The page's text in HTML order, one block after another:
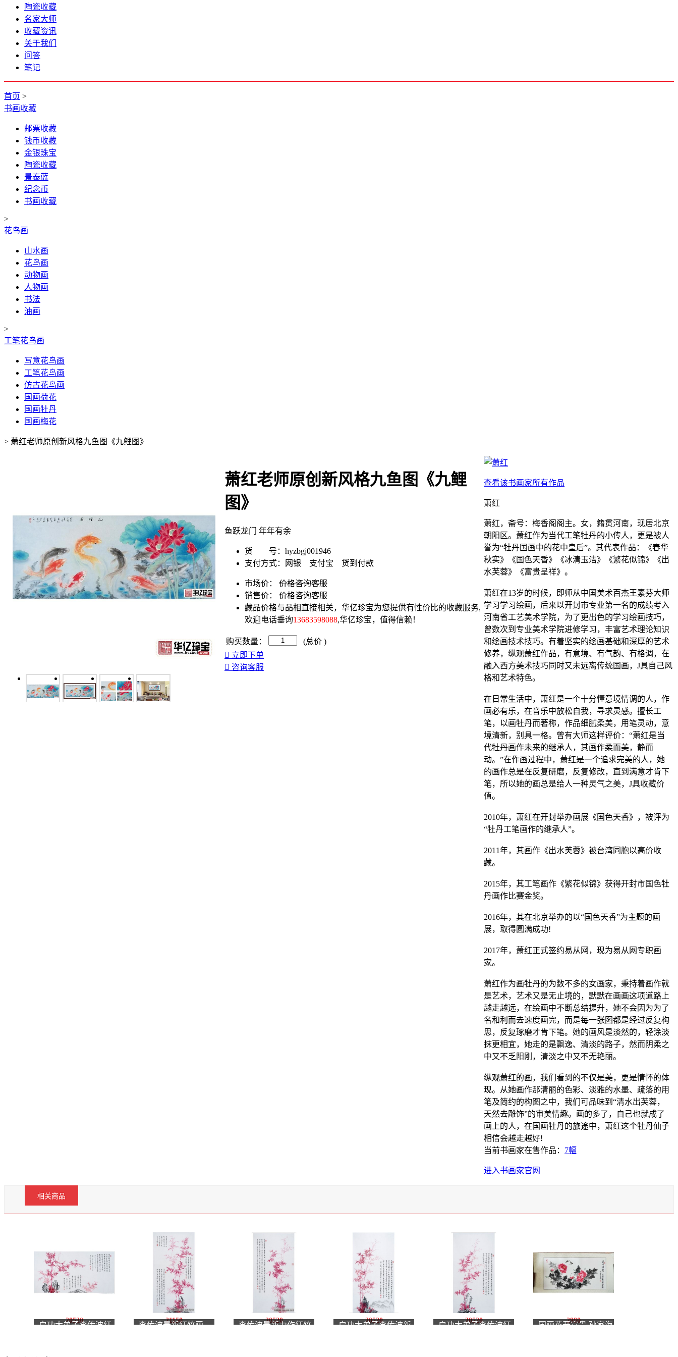
陶瓷收藏
名家大师
收藏资讯
关于我们
问答
笔记
首页 >
书画收藏
邮票收藏
钱币收藏
金银珠宝
陶瓷收藏
景泰蓝
纪念币
书画收藏
>
花鸟画
山水画
花鸟画
动物画
人物画
书法
油画
>
工笔花鸟画
写意花鸟画
工笔花鸟画
仿古花鸟画
国画荷花
国画牡丹
国画梅花
> 萧红老师原创新风格九鱼图《九鲤图》
萧红老师原创新风格九鱼图《九鲤
图》
鱼跃龙门 年年有余
货 号： hyzbgj001946
支付方式：
网银 支付宝 货到付款
市场价：
价格咨询客服
销售价：
价格咨询客服
藏品价格与品相直接相关，华亿珍宝为您提供有性价比的收藏服务,
欢迎电话垂询13683598088,华亿珍宝，值得信赖！
购买数量： (总价 )
立即下单
咨询客服
查看该书画家所有作品
萧红
萧红，斋号：梅香阁阁主。女，籍贯河南，现居北京
朝阳区。萧红作为当代工笔牡丹的小传人，更是被人
誉为“牡丹国画中的花中皇后”。其代表作品：《春华
秋实》《国色天香》《冰清玉洁》《繁花似锦》《出
水芙蓉》《富贵呈祥》。
萧红在13岁的时候，即师从中国美术百杰王素芬大师
学习学习绘画，后来以开封市专业第一名的成绩考入
河南省工艺美术学院，为了更出色的学习绘画技巧，
曾数次到专业美术学院进修学习，丰富艺术理论知识
和绘画技术技巧。有着坚实的绘画基础和深厚的艺术
修养，纵观萧红作品，有意境、有气韵、有格调，在
融入西方美术技巧同时又未远离传统国画，J具自己风
格和艺术特色。
在日常生活中，萧红是一个十分懂意境情调的人，作
画必有乐，在音乐中放松自我，寻求灵感。擅长工
笔，以画牡丹而著称，作品细腻柔美，用笔灵动，意
境清新，别具一格。曾有大师这样评价：“萧红是当
代牡丹画作未来的继承人，其画作柔而美，静而
动。”在作画过程中，萧红是一个追求完美的人，她
的画作总是在反复研磨，反复修改，直到满意才肯下
笔，所以她的画总是给人一种灵气之美，J具收藏价
值。
2010年，萧红在开封举办画展《国色天香》，被评为
“牡丹工笔画作的继承人”。
2011年，其画作《出水芙蓉》被台湾同胞以高价收
藏。
2015年，其工笔画作《繁花似锦》获得开封市国色牡
丹画作比赛金奖。
2016年，其在北京举办的以“国色天香”为主题的画
展，取得圆满成功!
2017年，萧红正式签约易从网，现为易从网专职画
家。
萧红作为画牡丹的为数不多的女画家，秉持着画作就
是艺术，艺术又是无止境的，默默在画画这项道路上
越走越远，在绘画中不断总结提升，她不会因为为了
名和利而去速度画完，而是每一张图都是经过反复构
思，反复琢磨才肯下笔。她的画风是淡然的，轻涂淡
抹更相宜，她走的是飘逸、清淡的路子，然而阴柔之
中又不乏阳刚，清淡之中又不无艳丽。
纵观萧红的画，我们看到的不仅是美，更是情怀的体
现。从她画作那清丽的色彩、淡雅的水墨、疏落的用
笔及简约的构图之中，我们可品味到“清水出芙蓉，
天然去雕饰”的审美情趣。画的多了，自己也就成了
画上的人，在国画牡丹的旅途中，萧红这个牡丹仙子
相信会越走越好!
当前书画家在售作品： 7幅
进入书画家官网
相关商品
启功大弟子李传波红
20520
李传波最新红竹画
21150
李传波最新力作红竹
20520
启功大弟子李传波新
20520
启功大弟子李传波红
20520
国画花开富贵 孙家海
2980